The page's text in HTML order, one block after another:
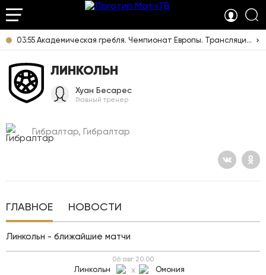
03:55 Академическая гребля. Чемпионат Европы. Трансляция из Италии [6+]
ЛИНКОЛЬН
Хуан Бесарес
Главный тренер
Гибралтар, Гибралтар
ГЛАВНОЕ НОВОСТИ
Линкольн - ближайшие матчи
06 авг 20:00
Линкольн x Омония